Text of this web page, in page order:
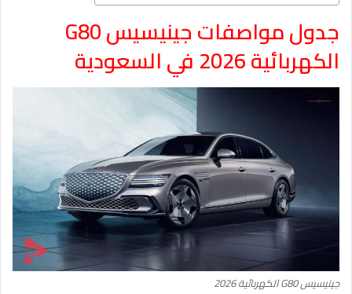
جدول مواصفات جينيسيس G80
الكهربائية 2026 في السعودية
جينيسيس G80 الكهربائية 2026